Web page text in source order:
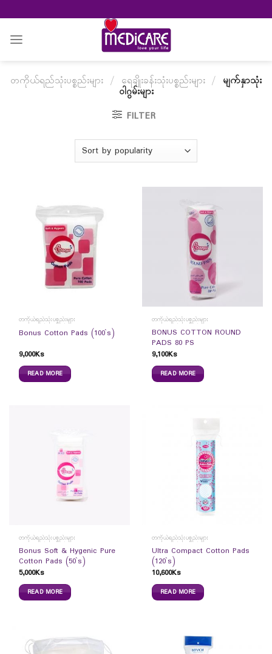
to
content
တကိုယ်ရည်သုံးပစ္စည်းများ / ရေချိုးခန်းသုံးပစ္စည်းများ / မျက်နှာသုံး
ဝါဂွမ်းများ
FILTER
တကိုယ်ရည်သုံးပစ္စည်းများ
Bonus Cotton Pads (100`s)
9,000Ks
READ MORE
တကိုယ်ရည်သုံးပစ္စည်းများ
BONUS COTTON ROUND
PADS 80 PS
9,100Ks
READ MORE
တကိုယ်ရည်သုံးပစ္စည်းများ
Bonus Soft & Hygenic Pure
Cotton Pads (50`s)
5,000Ks
READ MORE
တကိုယ်ရည်သုံးပစ္စည်းများ
Ultra Compact Cotton Pads
(120`s)
10,600Ks
READ MORE